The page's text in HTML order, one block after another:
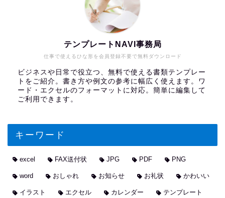
仕事で使えるひな形を会員登録不要で無料ダウンロード
テンプレートNAVI事務局
ビジネスや日常で役立つ、無料で使える書類テンプレー
トをご紹介。書き方や例文の参考に幅広く使えます。ワ
ード・エクセルのフォーマットに対応。簡単に編集して
ご利用できます。
キーワード
excel FAX送付状 JPG PDF PNG
word おしゃれ お知らせ お礼状 かわいい
イラスト エクセル カレンダー テンプレート